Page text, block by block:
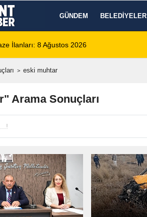
GÜNDEM BELEDIYELER
Otobüs Kazası: 1 Ölü, 15 Yaralı
eski muhtar
Arama Sonuçları